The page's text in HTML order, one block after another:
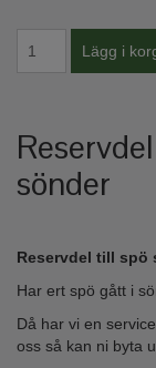
sönder
Reservdel till spö
Har ert spö gått i
Då har vi en
oss så kan ni byta